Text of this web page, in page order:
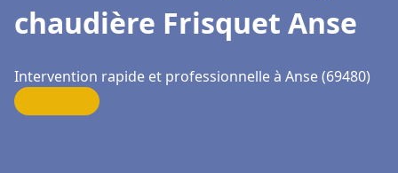
chaudière Frisquet Anse
Intervention rapide et professionnelle à Anse (69480)